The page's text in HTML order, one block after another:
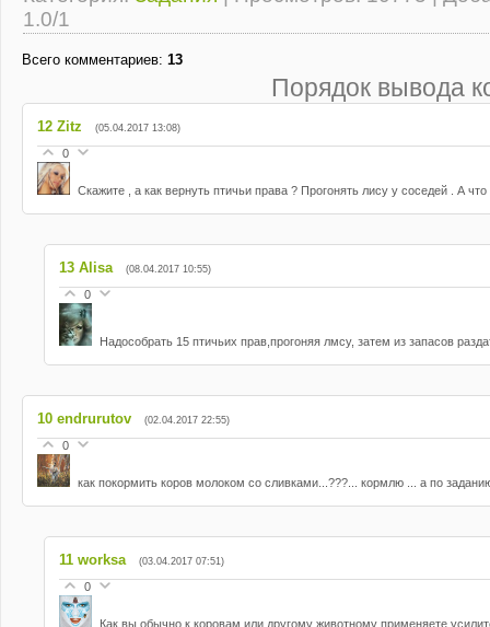
1.0/1
Всего комментариев: 13
Порядок вывода
12 Zitz (05.04.2017 13:08)
0
Скажите , а как вернуть птичьи права ? Прогонять лису у соседей . А
13 Alisa (08.04.2017 10:55)
0
Надособрать 15 птичьих прав,прогоняя лмсу, затем из запасов
10 endrurutov (02.04.2017 22:55)
0
как покормить коров молоком со сливками...???... кормлю ... а по
11 worksa (03.04.2017 07:51)
0
Как вы обычно к коровам или другому животному применяете